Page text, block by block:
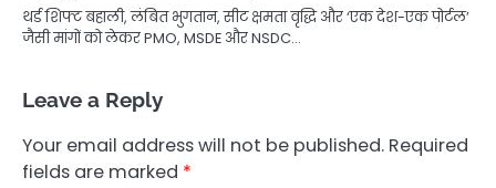
थर्ड शिफ्ट बहाली, लंबित भुगतान, सीट क्षमता वृद्धि और ‘एक देश-एक पोर्टल’
जैसी मांगों को लेकर PMO, MSDE और NSDC…
Leave a Reply
Your email address will not be published. Required
fields are marked *